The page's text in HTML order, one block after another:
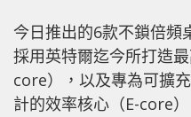
今日推出的6款不鎖倍頻
採用英特爾迄今所打造
core），以及專為可擴
計的效率核心（E-core